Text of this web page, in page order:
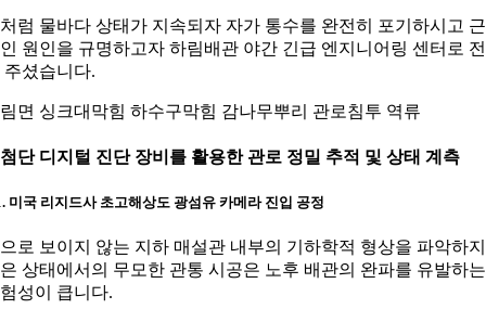
럼 물바다 상태가 지속되자 자가 통수를 완전히 포기하시고
원인을 규명하고자 하림배관 야간 긴급 엔지니어링 센터로
주셨습니다.
면 싱크대막힘 하수구막힘 감나무뿌리 관로침투 역류
단 디지털 진단 장비를 활용한 관로 정밀 추적 및 상태 계측
미국 리지드사 초고해상도 광섬유 카메라 진입 공정
로 보이지 않는 지하 매설관 내부의 기하학적 형상을 파악하지
상태에서의 무모한 관통 시공은 노후 배관의 완파를 유발하는
성이 큽니다.